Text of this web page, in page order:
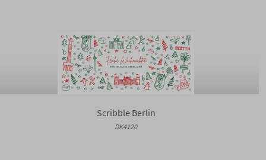
Scribble Berlin
DK4120